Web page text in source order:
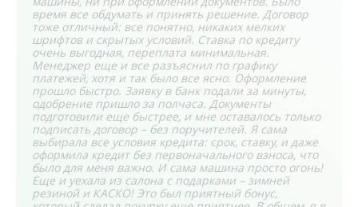
время все обдумать и принять решение. Договор
тоже отличный: все понятно, никаких мелких
шрифтов и скрытых условий. Ставка по кредиту
очень выгодная, переплата минимальная.
Менеджер еще и все разъяснил по графику
платежей, хотя и так было все ясно. Оформление
прошло быстро. Заявку в банк подали за минуты,
одобрение пришло за полчаса. Документы
подготовили еще быстрее, и мне оставалось только
подписать договор – без поручителей. Я сама
выбирала все условия кредита: срок, ставку, и даже
оформила кредит без первоначального взноса, что
было для меня важно. И сама машина просто огонь!
Еще и уехала из салона с подарками – зимней
резиной и КАСКО! Это был приятный бонус,